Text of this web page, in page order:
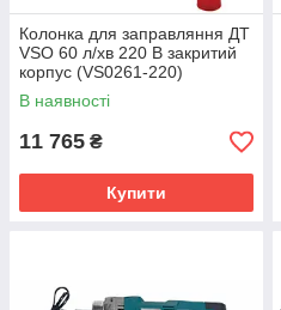
Колонка для заправляння ДТ
VSO 60 л/хв 220 В закритий
корпус (VS0261-220)
В наявності
11 765 ₴
Купити